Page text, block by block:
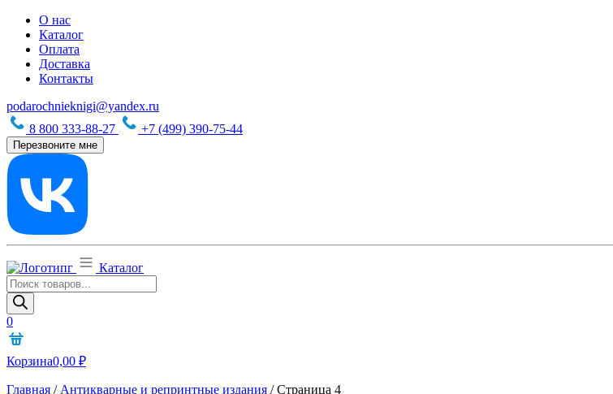
О нас
Каталог
Оплата
Доставка
Контакты
podarochnieknigi@yandex.ru
8 800 333-88-27
+7 (499) 390-75-44
Перезвоните мне
Каталог
Поиск
товаров
0
Корзина0,00 ₽
Главная / Антикварные и репринтные издания /Страница 4